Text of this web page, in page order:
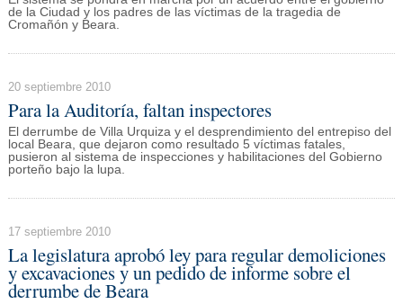
de la Ciudad y los padres de las víctimas de la tragedia de
Cromañón y Beara.
20 septiembre 2010
Para la Auditoría, faltan inspectores
El derrumbe de Villa Urquiza y el desprendimiento del entrepiso del
local Beara, que dejaron como resultado 5 víctimas fatales,
pusieron al sistema de inspecciones y habilitaciones del Gobierno
porteño bajo la lupa.
17 septiembre 2010
La legislatura aprobó ley para regular demoliciones
y excavaciones y un pedido de informe sobre el
derrumbe de Beara